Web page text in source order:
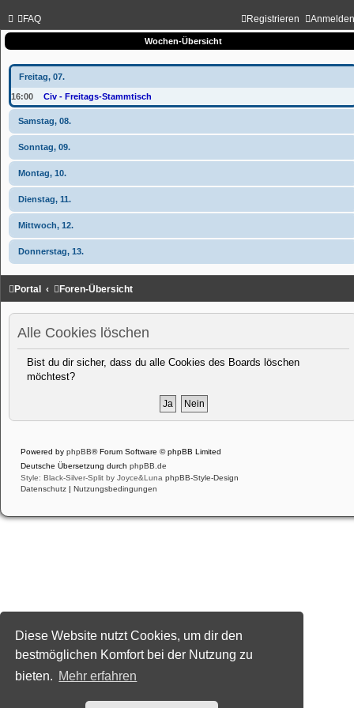
Diese Website nutzt Cookies, um dir den
bestmöglichen Komfort bei der Nutzung zu
bieten. Mehr erfahren
FAQ Registrieren
Wochen-Übersicht
Freitag, 07.
16:00 Civ - Freitags-Stammtisch
Samstag, 08.
Sonntag, 09.
Montag, 10.
Dienstag, 11.
Mittwoch, 12.
Donnerstag, 13.
Portal Foren-Übersicht
Alle Cookies löschen
Bist du dir sicher, dass du alle Cookies des Boards löschen
möchtest?
Powered by phpBB® Forum Software © phpBB Limited
Deutsche Übersetzung durch phpBB.de
Style: Black-Silver-Split by Joyce&Luna phpBB-Style-Design
Datenschutz | Nutzungsbedingungen